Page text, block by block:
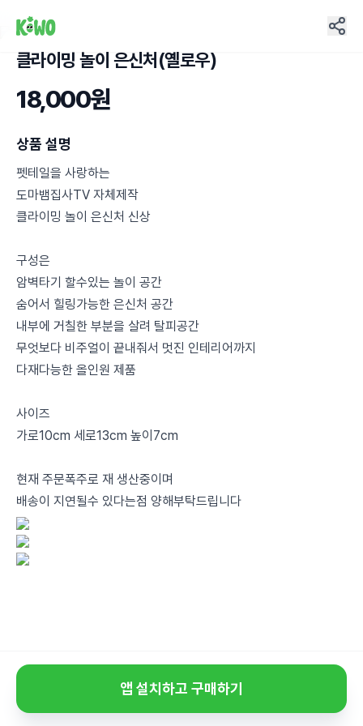
클라이밍 놀이 은신처(옐로우)
18,000원
상품 설명
펫테일을 사랑하는
도마뱀집사TV 자체제작
클라이밍 놀이 은신처 신상
구성은
암벽타기 할수있는 놀이 공간
숨어서 힐링가능한 은신처 공간
내부에 거칠한 부분을 살려 탈피공간
무엇보다 비주얼이 끝내줘서 멋진 인테리어까지
다재다능한 올인원 제품
사이즈
가로10cm 세로13cm 높이7cm
현재 주문폭주로 재 생산중이며
배송이 지연될수 있다는점 양해부탁드립니다
앱 설치하고 구매하기